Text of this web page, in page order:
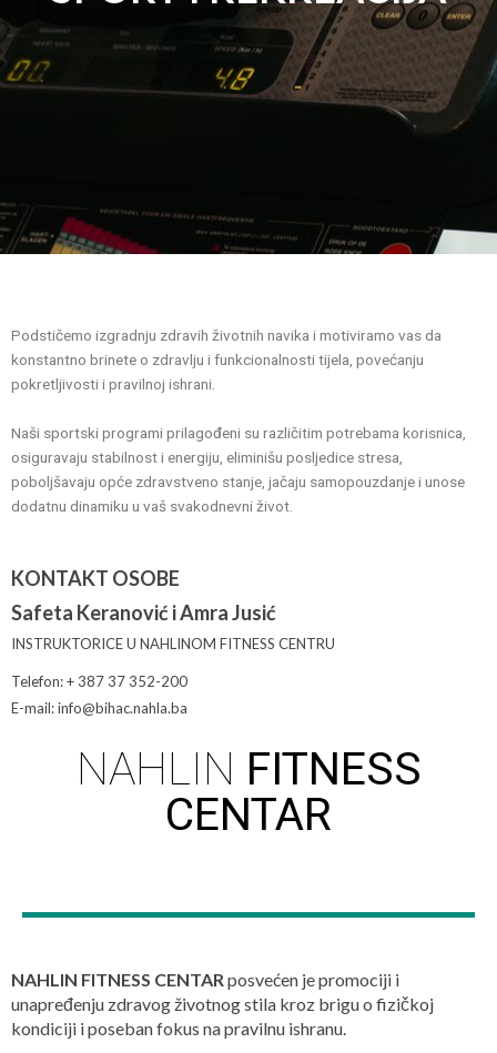
Podstičemo izgradnju zdravih životnih navika i motiviramo vas da
konstantno brinete o zdravlju i funkcionalnosti tijela, povećanju
pokretljivosti i pravilnoj ishrani.
Naši sportski programi prilagođeni su različitim potrebama korisnica,
osiguravaju stabilnost i energiju, eliminišu posljedice stresa,
poboljšavaju opće zdravstveno stanje, jačaju samopouzdanje i unose
dodatnu dinamiku u vaš svakodnevni život.
KONTAKT OSOBE
Safeta Keranović i Amra Jusić
INSTRUKTORICE U NAHLINOM FITNESS CENTRU
Telefon: + 387 37 352-200
E-mail: info@bihac.nahla.ba
NAHLIN FITNESS
CENTAR
NAHLIN FITNESS CENTAR posvećen je promociji i
unapređenju zdravog životnog stila kroz brigu o fizičkoj
kondiciji i poseban fokus na pravilnu ishranu.